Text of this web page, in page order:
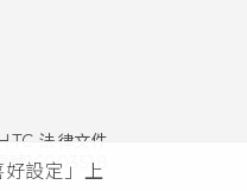
設定」上
法律文件
16003518